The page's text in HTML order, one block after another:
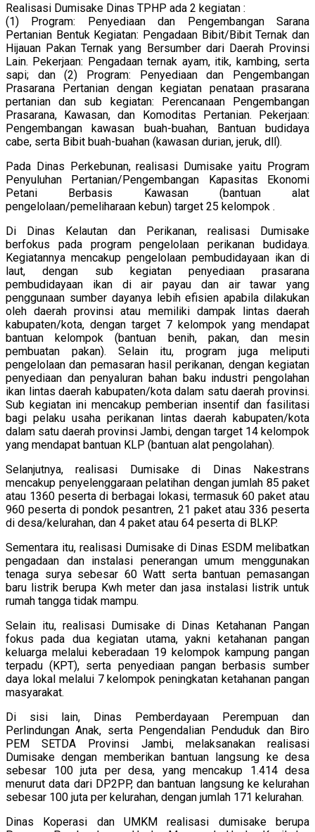
Realisasi Dumisake Dinas TPHP ada 2 kegiatan :
(1) Program: Penyediaan dan Pengembangan Sarana
Pertanian Bentuk Kegiatan: Pengadaan Bibit/Bibit Ternak dan
Hijauan Pakan Ternak yang Bersumber dari Daerah Provinsi
Lain. Pekerjaan: Pengadaan ternak ayam, itik, kambing, serta
sapi; dan (2) Program: Penyediaan dan Pengembangan
Prasarana Pertanian dengan kegiatan penataan prasarana
pertanian dan sub kegiatan: Perencanaan Pengembangan
Prasarana, Kawasan, dan Komoditas Pertanian. Pekerjaan:
Pengembangan kawasan buah-buahan, Bantuan budidaya
cabe, serta Bibit buah-buahan (kawasan durian, jeruk, dll).
Pada Dinas Perkebunan, realisasi Dumisake yaitu Program
Penyuluhan Pertanian/Pengembangan Kapasitas Ekonomi
Petani Berbasis Kawasan (bantuan alat
pengelolaan/pemeliharaan kebun) target 25 kelompok .
Di Dinas Kelautan dan Perikanan, realisasi Dumisake
berfokus pada program pengelolaan perikanan budidaya.
Kegiatannya mencakup pengelolaan pembudidayaan ikan di
laut, dengan sub kegiatan penyediaan prasarana
pembudidayaan ikan di air payau dan air tawar yang
penggunaan sumber dayanya lebih efisien apabila dilakukan
oleh daerah provinsi atau memiliki dampak lintas daerah
kabupaten/kota, dengan target 7 kelompok yang mendapat
bantuan kelompok (bantuan benih, pakan, dan mesin
pembuatan pakan). Selain itu, program juga meliputi
pengelolaan dan pemasaran hasil perikanan, dengan kegiatan
penyediaan dan penyaluran bahan baku industri pengolahan
ikan lintas daerah kabupaten/kota dalam satu daerah provinsi.
Sub kegiatan ini mencakup pemberian insentif dan fasilitasi
bagi pelaku usaha perikanan lintas daerah kabupaten/kota
dalam satu daerah provinsi Jambi, dengan target 14 kelompok
yang mendapat bantuan KLP (bantuan alat pengolahan).
Selanjutnya, realisasi Dumisake di Dinas Nakestrans
mencakup penyelenggaraan pelatihan dengan jumlah 85 paket
atau 1360 peserta di berbagai lokasi, termasuk 60 paket atau
960 peserta di pondok pesantren, 21 paket atau 336 peserta
di desa/kelurahan, dan 4 paket atau 64 peserta di BLKP.
Sementara itu, realisasi Dumisake di Dinas ESDM melibatkan
pengadaan dan instalasi penerangan umum menggunakan
tenaga surya sebesar 60 Watt serta bantuan pemasangan
baru listrik berupa Kwh meter dan jasa instalasi listrik untuk
rumah tangga tidak mampu.
Selain itu, realisasi Dumisake di Dinas Ketahanan Pangan
fokus pada dua kegiatan utama, yakni ketahanan pangan
keluarga melalui keberadaan 19 kelompok kampung pangan
terpadu (KPT), serta penyediaan pangan berbasis sumber
daya lokal melalui 7 kelompok peningkatan ketahanan pangan
masyarakat.
Di sisi lain, Dinas Pemberdayaan Perempuan dan
Perlindungan Anak, serta Pengendalian Penduduk dan Biro
PEM SETDA Provinsi Jambi, melaksanakan realisasi
Dumisake dengan memberikan bantuan langsung ke desa
sebesar 100 juta per desa, yang mencakup 1.414 desa
menurut data dari DP2PP, dan bantuan langsung ke kelurahan
sebesar 100 juta per kelurahan, dengan jumlah 171 kelurahan.
Dinas Koperasi dan UMKM realisasi dumisake berupa